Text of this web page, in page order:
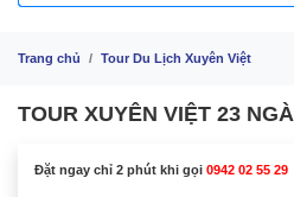
Trang chủ Tour Du Lịch Xuyên Việt
TOUR XUYÊN VIỆT 23
Đặt ngay chỉ 2 phút khi gọi 0942 02 55 29